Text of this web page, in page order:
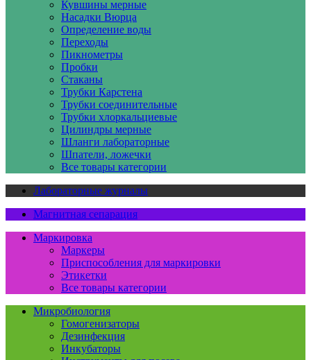
Кувшины мерные
Насадки Вюрца
Определение воды
Переходы
Пикнометры
Пробки
Стаканы
Трубки Карстена
Трубки соединительные
Трубки хлоркальциевые
Цилиндры мерные
Шланги лабораторные
Шпатели, ложечки
Все товары категории
Лабораторные журналы
Магнитная сепарация
Маркировка
Маркеры
Приспособления для маркировки
Этикетки
Все товары категории
Микробиология
Гомогенизаторы
Дезинфекция
Инкубаторы